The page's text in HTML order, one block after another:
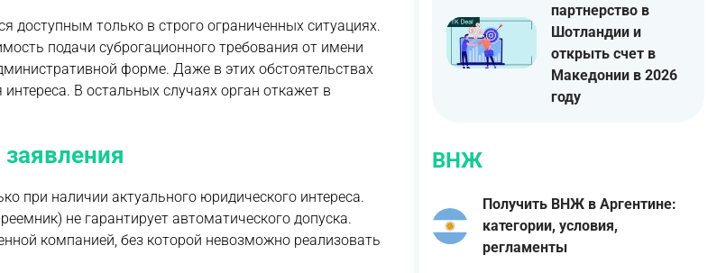
доступным только в строго ограниченных ситуациях.
подачи суброгационного требования от имени
форме. Даже в этих обстоятельствах
В остальных случаях орган откажет в
при наличии актуального юридического интереса.
не гарантирует автоматического допуска.
компанией, без которой невозможно реализовать
партнерство в
Шотландии и
открыть счет в
Македонии в 2026
году
ВНЖ
Получить ВНЖ в Аргентине:
категории, условия,
регламенты